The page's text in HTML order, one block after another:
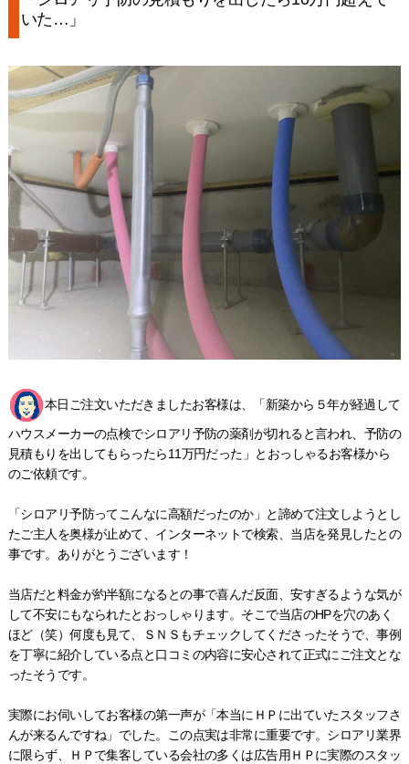
いた…」
本日ご注文いただきましたお客様は、「新築から５年が経過して
ハウスメーカーの点検でシロアリ予防の薬剤が切れると言われ、予防の
見積もりを出してもらったら11万円だった」とおっしゃるお客様から
のご依頼です。
「シロアリ予防ってこんなに高額だったのか」と諦めて注文しようとし
たご主人を奥様が止めて、インターネットで検索、当店を発見したとの
事です。ありがとうございます！
当店だと料金が約半額になるとの事で喜んだ反面、安すぎるような気が
して不安にもなられたとおっしゃります。そこで当店のHPを穴のあく
ほど（笑）何度も見て、ＳＮＳもチェックしてくださったそうで、事例
を丁寧に紹介している点と口コミの内容に安心されて正式にご注文とな
ったそうです。
実際にお伺いしてお客様の第一声が「本当にＨＰに出ていたスタッフさ
んが来るんですね」でした。この点実は非常に重要です。シロアリ業界
に限らず、ＨＰで集客している会社の多くは広告用ＨＰに実際のスタッ